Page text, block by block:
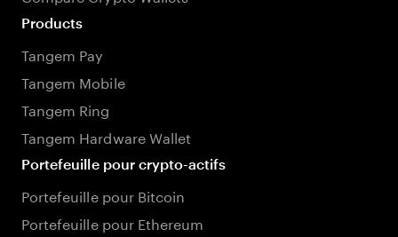
Products
Tangem Pay
Tangem Mobile
Tangem Ring
Tangem Hardware Wallet
Portefeuille pour crypto-actifs
Portefeuille pour Bitcoin
Portefeuille pour Ethereum